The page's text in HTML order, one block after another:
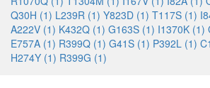
Q30H (1) L239R (1) Y823D (1) T117S (1)
A222V (1) K432Q (1) G163S (1) I1370K (1)
E757A (1) R399Q (1) G41S (1) P392L (1)
H274Y (1) R399G (1)